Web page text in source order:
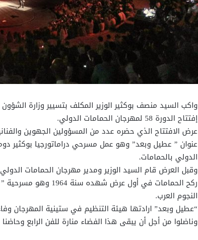
إفتتاح الدورة 58 لمهرجان الحمامات الدولي.
عرض الافتتاح الذي حضره عدد من المسؤولين الجهوين
عنوان ” عطيل وبعد” وهو عمل مسرحي دراماتورجيا بوكثير
الدولي بالحمامات.
وقبل العرض قام السيد الوزير ومدير مهرجان الحمامات الدولي
ركح الحمامات في أول
النجوم العرب.
“عطيل وبعد” ارادتها هيئة التنظيم في ستينية المهرجان
وناضلوا من أجل أن يبقى هذا الفضاء منارة للفن الرابع وحاضنا